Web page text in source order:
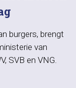
burgers, brengt
van
SVB en VNG.